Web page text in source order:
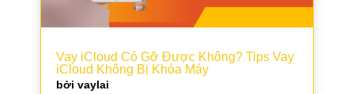
Vay iCloud Có Gỡ Được Không? Tips Vay
iCloud Không Bị Khóa Máy
bởi vaylai